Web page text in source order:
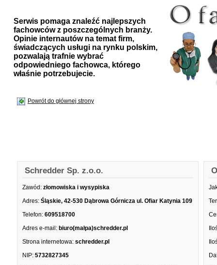
Serwis pomaga znaleźć najlepszych
fachowców z poszczególnych branży.
Opinie internautów na temat firm,
świadczących usługi na rynku polskim,
pozwalają trafnie wybrać
odpowiedniego fachowca, którego
właśnie potrzebujecie.
Powrót do głównej strony
Schredder Sp. z.o.o.
Zawód: złomowiska i wysypiska
Adres: Śląskie, 42-530 Dąbrowa Górnicza ul. Ofiar Katynia 109
Telefon: 609518700
Adres e-mail: biuro(małpa)schredder.pl
Strona internetowa: schredder.pl
NIP: 5732827345